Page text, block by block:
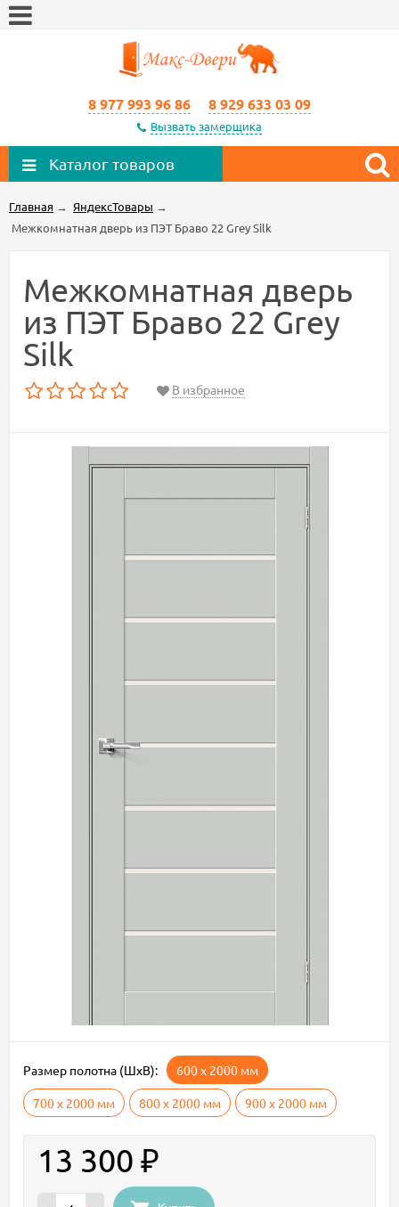
8 977 993 96 86 8 929 633 03 09
Вызвать замерщика
Каталог товаров
Главная → ЯндексТовары →
Межкомнатная дверь из ПЭТ Браво 22 Grey Silk
Межкомнатная дверь
из ПЭТ Браво 22 Grey
Silk
В избранное
Размер полотна (ШxВ): 600 х 2000 мм
700 х 2000 мм 800 х 2000 мм 900 х 2000 мм
13 300 ₽